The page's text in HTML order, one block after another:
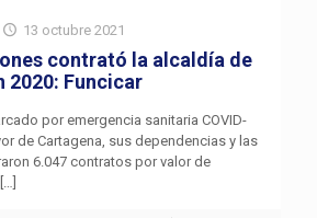
13 octubre 2021
contrató la alcaldía de
2020: Funcicar
por emergencia sanitaria COVID-
de Cartagena, sus dependencias y las
6.047 contratos por valor de
[…]